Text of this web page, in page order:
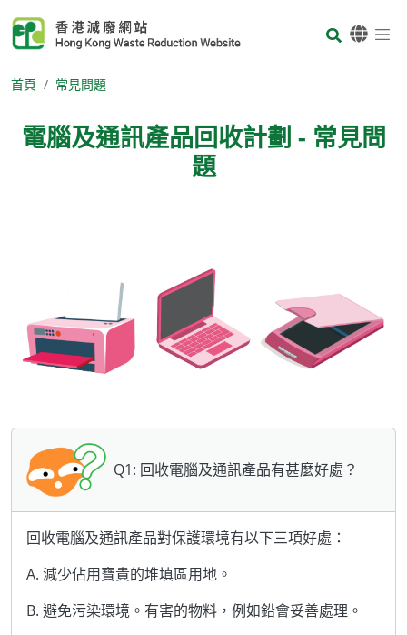
Body
首頁 常見問題
電腦及通訊產品回收計劃 - 常見問
題
Q1: 回收電腦及通訊產品有甚麼好處？
回收電腦及通訊產品對保護環境有以下三項好處：
A. 減少佔用寶貴的堆填區用地。
B. 避免污染環境。有害的物料，例如鉛會妥善處理。